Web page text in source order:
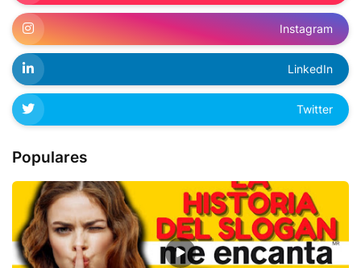
Instagram
LinkedIn
Twitter
Populares